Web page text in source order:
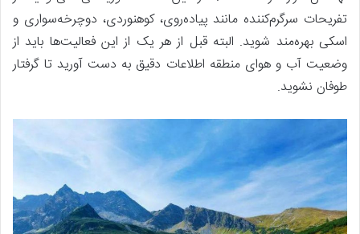
تفریحات سرگرم‌کننده مانند پیاده‌روی، کوهنوردی، دوچرخه‌سواری و
اسکی بهره‌مند شوید. البته قبل از هر یک از این فعالیت‌ها باید از
وضعیت آب و هوای منطقه اطلاعات دقیق به دست آورید تا گرفتار
طوفان نشوید.